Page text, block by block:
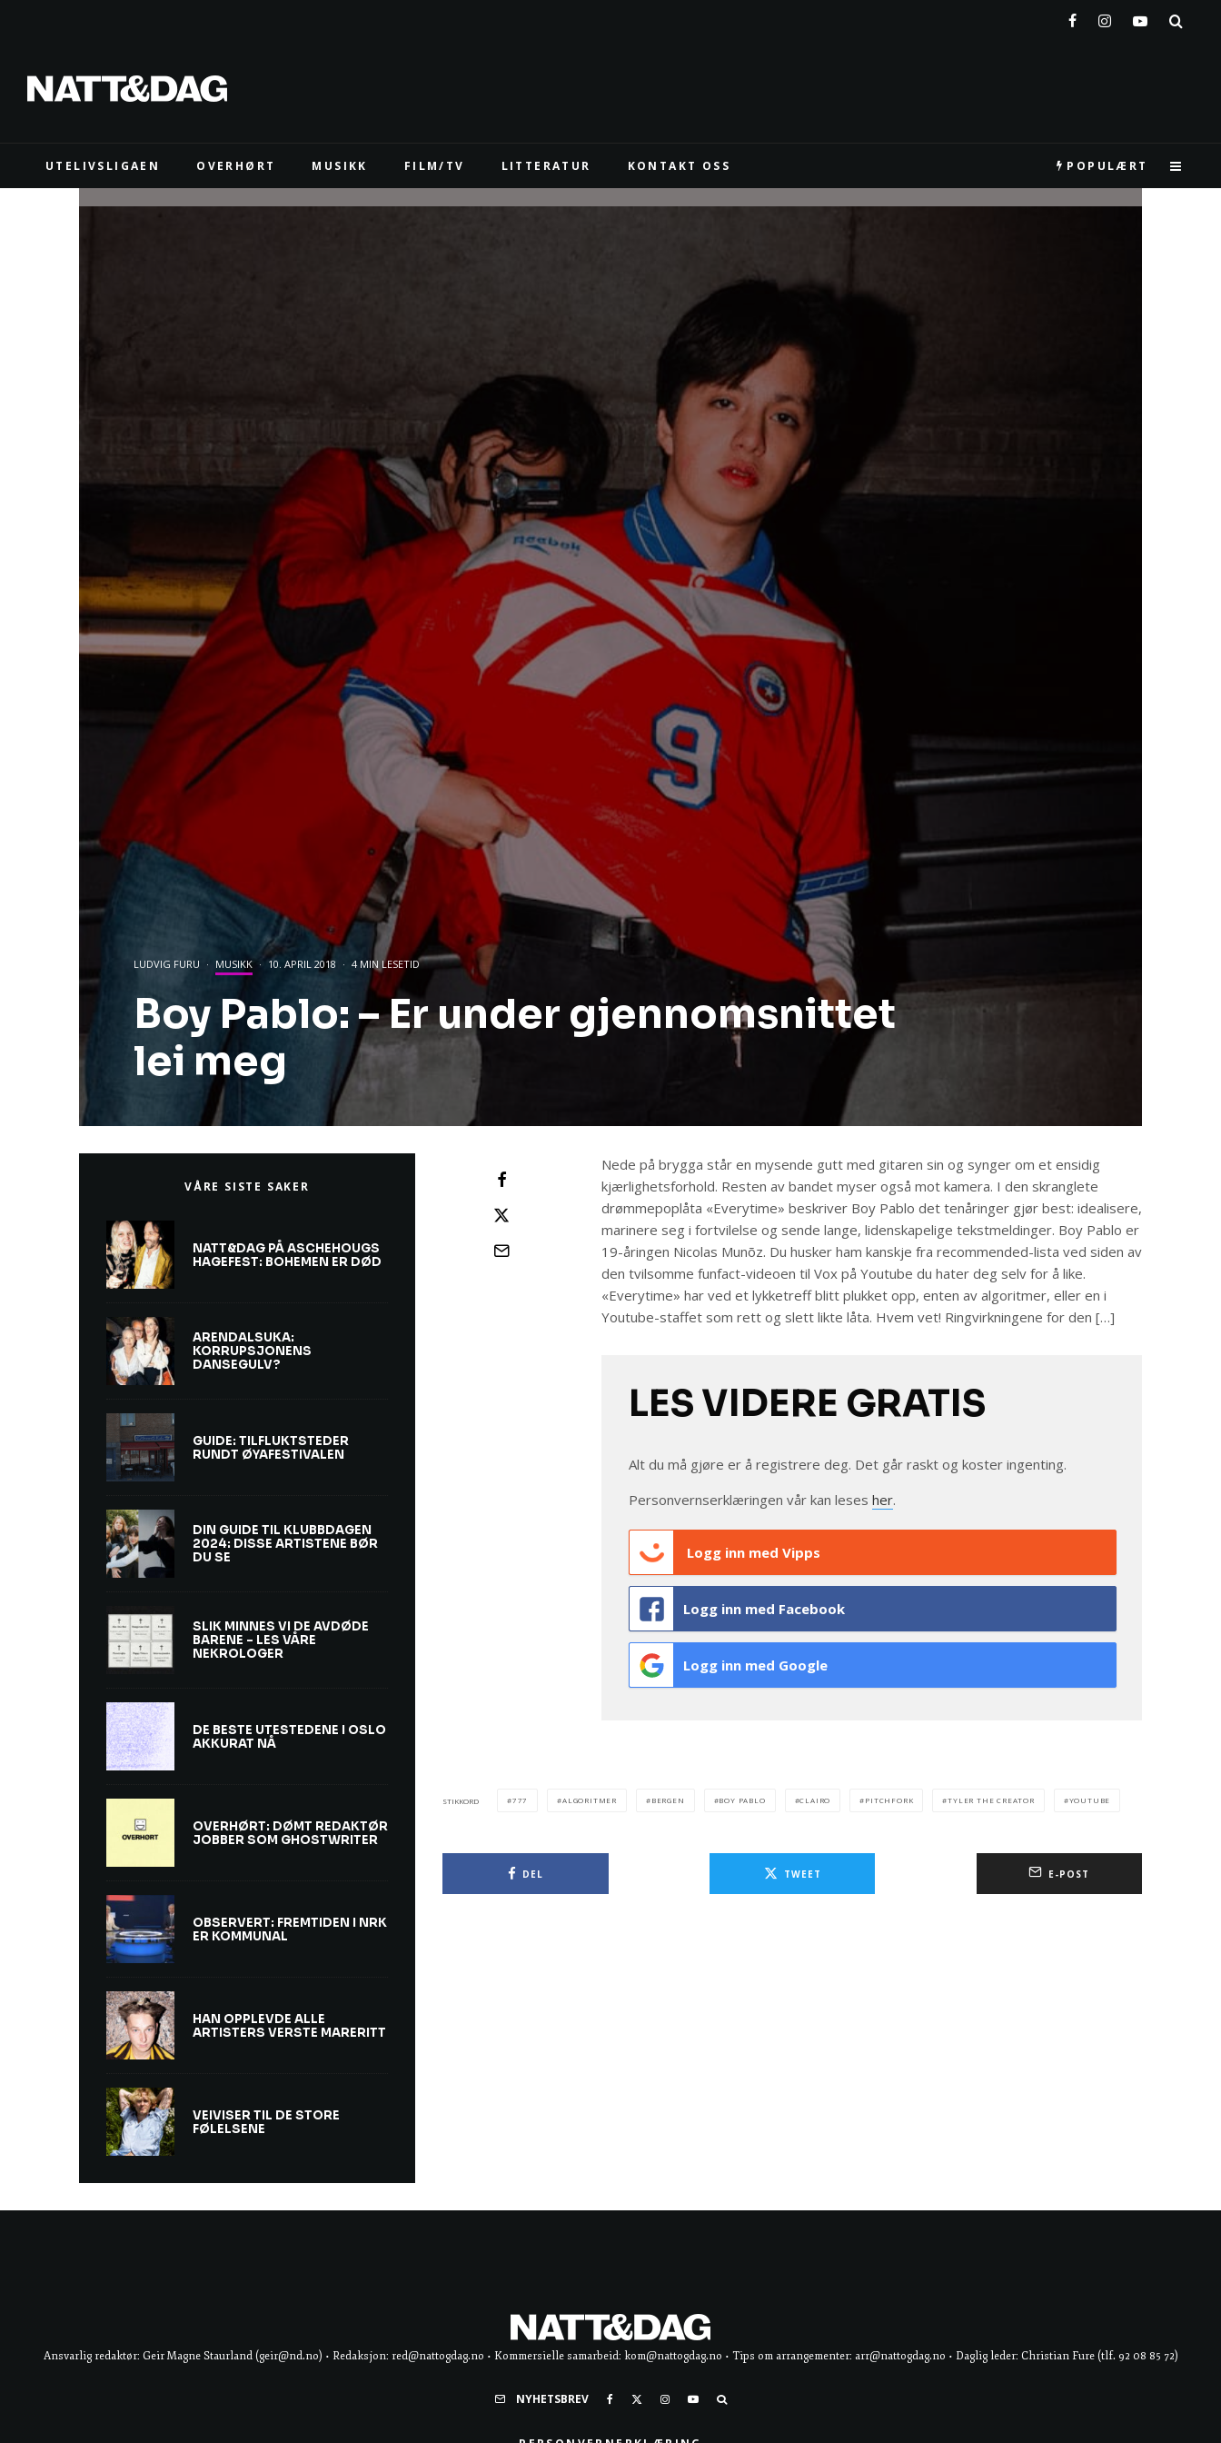
UTELIVSLIGAEN OVERHØRT MUSIKK FILM/TV LITTERATUR KONTAKT OSS POPULÆRT
LUDVIG FURU · MUSIKK · 10. APRIL 2018 · 4 MIN LESETID
Boy Pablo: – Er under gjennomsnittet
lei meg
Nede på brygga står en mysende gutt med gitaren sin og synger om et ensidig
kjærlighetsforhold. Resten av bandet myser også mot kamera. I den skranglete
drømmepoplåta «Everytime» beskriver Boy Pablo det tenåringer gjør best: idealisere,
marinere seg i fortvilelse og sende lange, lidenskapelige tekstmeldinger. Boy Pablo er
19-åringen Nicolas Munõz. Du husker ham kanskje fra recommended-lista ved siden av
den tvilsomme funfact-videoen til Vox på Youtube du hater deg selv for å like.
«Everytime» har ved et lykketreff blitt plukket opp, enten av algoritmer, eller en i
Youtube-staffet som rett og slett likte låta. Hvem vet! Ringvirkningene for den […]
LES VIDERE GRATIS
Alt du må gjøre er å registrere deg. Det går raskt og koster ingenting.
Personvernserklæringen vår kan leses her.
Logg inn med Vipps
Logg inn med Facebook
Logg inn med Google
STIKKORD 777 ALGORITMER BERGEN BOY PABLO CLAIRO PITCHFORK TYLER THE CREATOR YOUTUBE
DEL TWEET E-POST
VÅRE SISTE SAKER
NATT&DAG PÅ ASCHEHOUGS
HAGEFEST: BOHEMEN ER DØD
ARENDALSUKA:
KORRUPSJONENS
DANSEGULV?
GUIDE: TILFLUKTSTEDER
RUNDT ØYAFESTIVALEN
DIN GUIDE TIL KLUBBDAGEN
2024: DISSE ARTISTENE BØR
DU SE
SLIK MINNES VI DE AVDØDE
BARENE – LES VÅRE
NEKROLOGER
DE BESTE UTESTEDENE I OSLO
AKKURAT NÅ
OVERHØRT: DØMT REDAKTØR
JOBBER SOM GHOSTWRITER
OBSERVERT: FREMTIDEN I NRK
ER KOMMUNAL
HAN OPPLEVDE ALLE
ARTISTERS VERSTE MARERITT
VEIVISER TIL DE STORE
FØLELSENE
Ansvarlig redaktør: Geir Magne Staurland (geir@nd.no) • Redaksjon: red@nattogdag.no • Kommersielle samarbeid: kom@nattogdag.no • Tips om arrangementer: arr@nattogdag.no • Daglig leder: Christian Fure (tlf. 92 08 85 72)
NYHETSBREV